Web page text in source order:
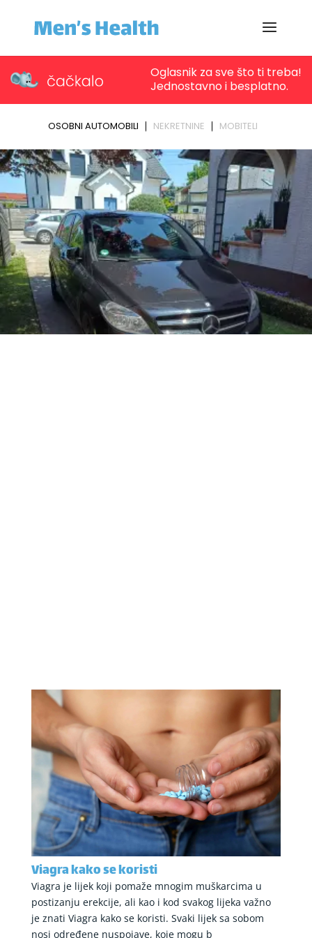
Viagra kako se koristi
Viagra je lijek koji pomaže mnogim muškarcima u
postizanju erekcije, ali kao i kod svakog lijeka važno
je znati Viagra kako se koristi. Svaki lijek sa sobom
nosi određene nuspojave, koje mogu b